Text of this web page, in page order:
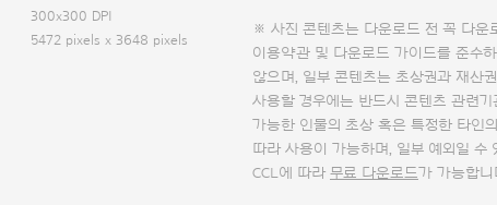
300x300 DPI
5472 pixels x 3648 pixels
※ 사진 콘텐츠는 다운로드 전 꼭 다운
이용약관 및 다운로드 가이드를 준수
않으며, 일부 콘텐츠는 초상권과 재산
사용할 경우에는 반드시 콘텐츠 관련
가능한 인물의 초상 혹은 특정한 타인
따라 사용이 가능하며, 일부 예외일
CCL에 따라 무료 다운로드가 가능합니